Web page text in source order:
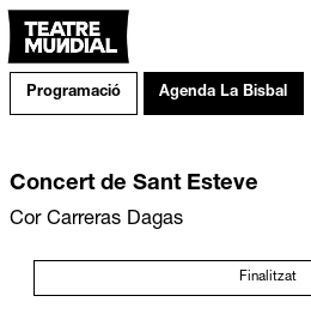
Programació Agenda La Bisbal
Concert de Sant Esteve
Cor Carreras Dagas
Finalitzat